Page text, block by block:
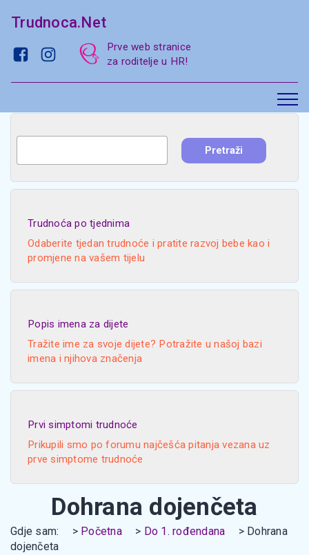
Trudnoca.Net
Prve web stranice
za roditelje u HR!
Trudnoća po tjednima
Odaberite tjedan trudnoće i pratite razvoj bebe kao i
promjene na vašem tijelu
Popis imena za dijete
Tražite ime za svoje dijete? Potražite u našoj bazi
imena i njihova značenja
Prvi simptomi trudnoće
Prikupili smo po forumu najčešća pitanja vezana uz
prve simptome trudnoće
Dohrana dojenčeta
Gdje sam: Početna Do 1. rođendana
Dohrana
dojenčeta